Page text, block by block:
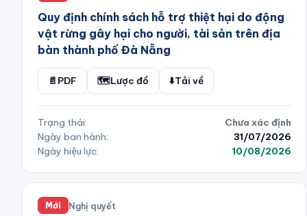
Quy định chính sách hỗ trợ thiệt hại do động
vật rừng gây hại cho người, tài sản trên địa
bàn thành phố Đà Nẵng
📄 PDF 🗺️Lược đồ ⬇️Tải về
Trạng thái:
Chưa xác định
Ngày ban hành:
31/07/2026
Ngày hiệu lực:
10/08/2026
Mới Nghị quyết